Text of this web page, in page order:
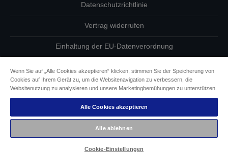
Datenschutzrichtlinie
Vertrag widerrufen
Einhaltung der EU-Datenverordnung
Informationen zu Cookies
Epson Engagement für Barrierefreiheit
Copyright © 2026 Seiko Epson
Wenn Sie auf „Alle Cookies akzeptieren“ klicken, stimmen Sie der Speicherung von
Cookies auf Ihrem Gerät zu, um die Websitenavigation zu verbessern, die
Websitenutzung zu analysieren und unsere Marketingbemühungen zu unterstützen.
Alle Cookies akzeptieren
Alle ablehnen
Cookie-Einstellungen